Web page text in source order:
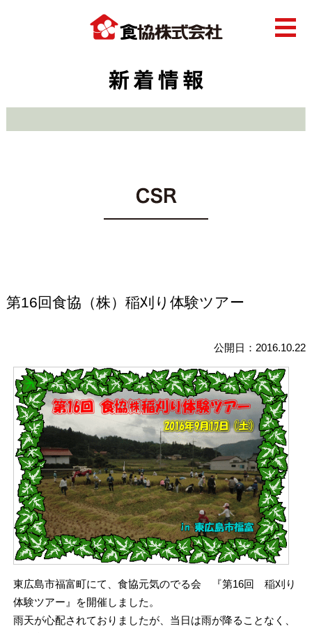
第16回食協（株）稲刈り体験ツアー
公開日：2016.10.22
東広島市福富町にて、食協元気のでる会 『第16回 稲刈り
体験ツアー』を開催しました。
雨天が心配されておりましたが、当日は雨が降ることなく、